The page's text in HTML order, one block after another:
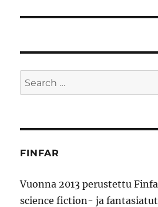
Search
for:
FINFAR
Vuonna 2013 perustettu
science fiction- ja